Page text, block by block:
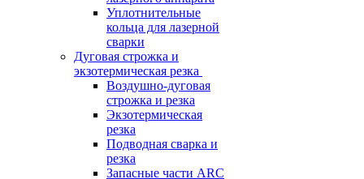
Уплотнительные
кольца для лазерной
сварки
Дуговая строжка и
экзотермическая резка
Воздушно-дуговая
строжка и резка
Экзотермическая
резка
Подводная сварка и
резка
Запасные части ARC